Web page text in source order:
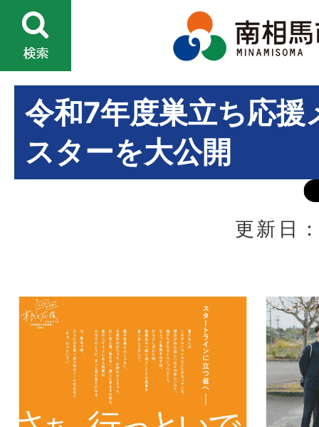
令和7年度巣立ち応援
スターを大公開
更新日